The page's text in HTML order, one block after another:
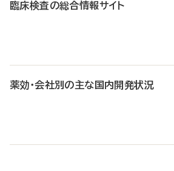
臨床検査の総合情報サイト
薬効・会社別の主な国内開発状況